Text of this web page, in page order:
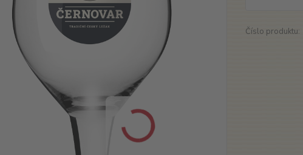
Číslo produktu: